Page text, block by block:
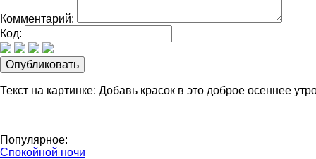
Комментарий:
Код:
Текст на картинке: Добавь красок в это доброе осеннее
Популярное:
Спокойной ночи